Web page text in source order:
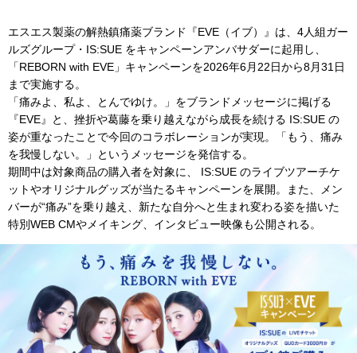
エスエス製薬の解熱鎮痛薬ブランド『EVE（イブ）』は、4人組ガー
ルズグループ・IS:SUE をキャンペーンアンバサダーに起用し、
「REBORN with EVE」キャンペーンを2026年6月22日から8月31日
まで実施する。
「痛みよ、私よ、とんでゆけ。」をブランドメッセージに掲げる
『EVE』と、挫折や葛藤を乗り越えながら成長を続ける IS:SUE の
姿が重なったことで今回のコラボレーションが実現。「もう、痛み
を我慢しない。」というメッセージを発信する。
期間中は対象商品の購入者を対象に、 IS:SUE のライブツアーチケ
ットやオリジナルグッズが当たるキャンペーンを展開。また、メン
バーが“痛み”を乗り越え、新たな自分へと生まれ変わる姿を描いた
特別WEB CMやメイキング、インタビュー映像も公開される。